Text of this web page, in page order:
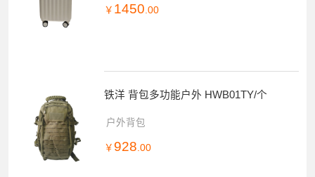
￥ 1450.00
铁洋 背包多功能户外 HWB01TY/个
户外背包
￥ 928.00